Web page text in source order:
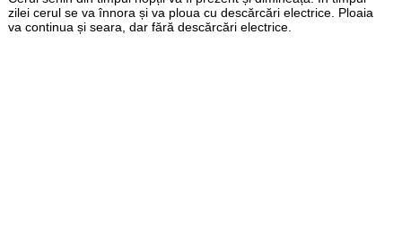
zilei cerul se va înnora și va ploua cu descărcări electrice. Ploaia
va continua și seara, dar fără descărcări electrice.